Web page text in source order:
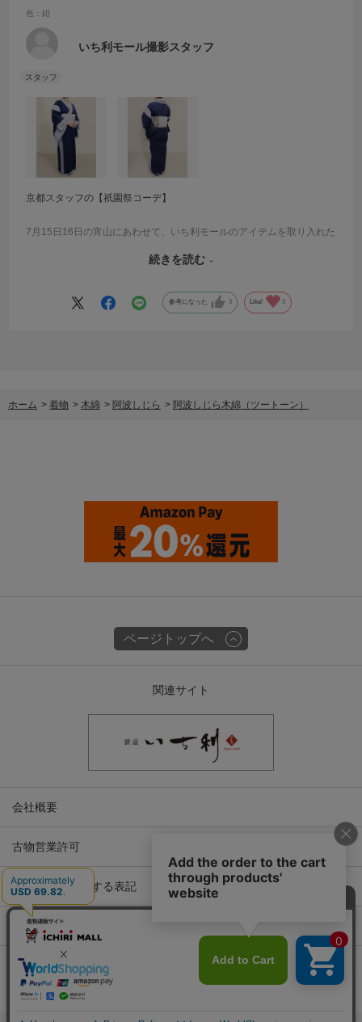
色：紺
いち利モール撮影スタッフ
京都スタッフの【祇園祭コーデ】
7月15日16日の宵山にあわせて、いち利モールのアイテムを取り入れた
帯と紺色草履のコーディネートです！
A：相対仕立てにしたところ！
続きを読む
参考になった 3 Like! 3
ホーム > 着物 > 木綿 > 阿波しじら > 阿波しじら木綿（ツートーン）
ページトップへ
関連サイト
会社概要
古物営業許可
特定商取引に関する表記
プライバシーポリシー